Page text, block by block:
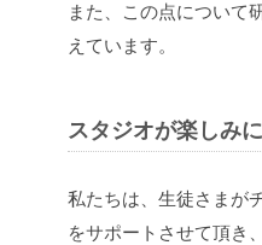
また、この点について
えています。
スタジオが楽しみ
私たちは、生徒さまが
をサポートさせて頂き